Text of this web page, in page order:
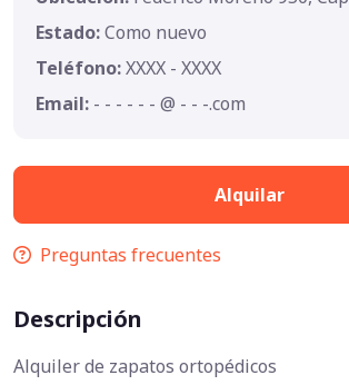
Estado:Como nuevo
Teléfono:XXXX - XXXX
Email: - - - - - - @ - - -.com
Alquilar
Preguntas frecuentes
Descripción
Alquiler de zapatos ortopédicos